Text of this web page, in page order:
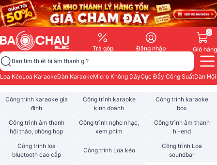
Trả góp Đăng nhập
0
Giỏ hàng
Bạn tìm thiết bị âm thanh gì?
Loa KéoLoa KaraokeDàn KaraokeMicro Không DâyCục Đẩy Công SuấtDàn
Công trình karaoke gia
đình
Công trình karaoke
kinh doanh
Công trình karaoke
box
Công trình âm thanh
hội thảo, phòng họp
Công trình nghe nhạc,
xem phim
Công trình âm thanh
hi-end
Công trình loa
bluetooth cao cấp
Công trình Loa kéo
Công trình Loa
soundbar